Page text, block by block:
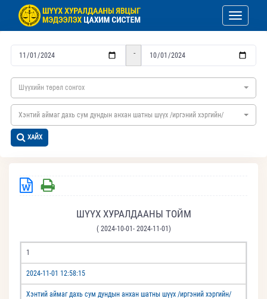
Toggle
-
Шүүхийн төрөл сонгох
Хэнтий аймаг дахь сум дундын анхан шатны шүүх /иргэний хэргийн/
ХАЙХ
ШҮҮХ ХУРАЛДААНЫ ТОЙМ
( 2024-10-01- 2024-11-01)
1
2024-11-01 12:58:15
Хэнтий аймаг дахь сум дундын анхан шатны шүүх /иргэний хэргийн/